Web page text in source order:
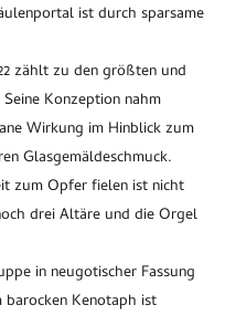
ist durch sparsame
zählt zu den größten und
Konzeption nahm
Wirkung im Hinblick zum
Glasgemäldeschmuck.
zum Opfer fielen ist nicht
drei Altäre und die Orgel
in neugotischer Fassung
Kenotaph ist